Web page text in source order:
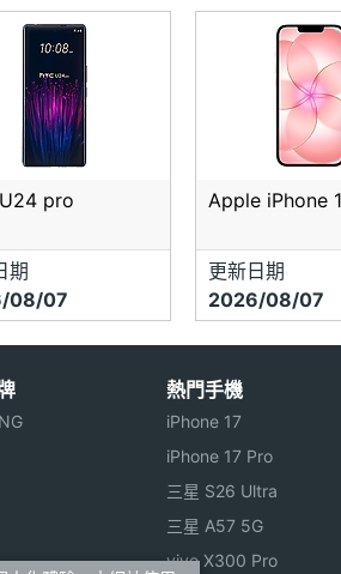
pro
期
08/07
Apple iPhone
更新日期
2026/08/07
熱門手機
iPhone 17
iPhone 17 Pro
三星 S26 Ultra
三星 A57 5G
vivo X300 Pro